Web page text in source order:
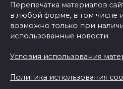
Перепечатка материалов
в любой форме, в том числе
возможно только при
использованные новости.
Условия использования
Политика использования